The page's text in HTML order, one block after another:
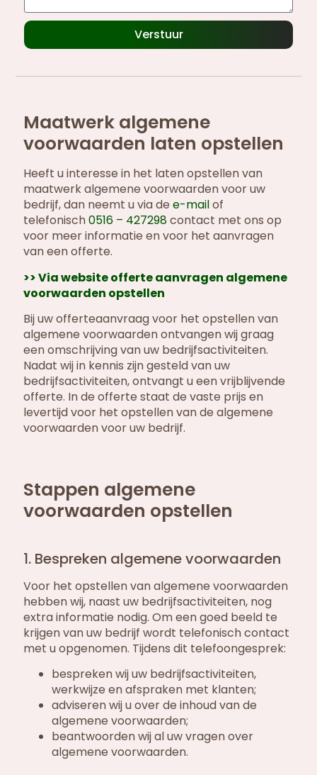
Verstuur
Maatwerk algemene
voorwaarden laten opstellen
Heeft u interesse in het laten opstellen van
maatwerk algemene voorwaarden voor uw
bedrijf, dan neemt u via dee-mailof
telefonisch0516 – 427298contact met ons op
voor meer informatie en voor het aanvragen
van een offerte.
>> Via website offerte aanvragen algemene
voorwaarden opstellen
Bij uw offerteaanvraag voor het opstellen van
algemene voorwaarden ontvangen wij graag
een omschrijving van uw bedrijfsactiviteiten.
Nadat wij in kennis zijn gesteld van uw
bedrijfsactiviteiten, ontvangt u een vrijblijvende
offerte. In de offerte staat de vaste prijs en
levertijd voor het opstellen van de algemene
voorwaarden voor uw bedrijf.
Stappen algemene
voorwaarden opstellen
1. Bespreken algemene voorwaarden
Voor het opstellen van algemene voorwaarden
hebben wij, naast uw bedrijfsactiviteiten, nog
extra informatie nodig. Om een goed beeld te
krijgen van uw bedrijf wordt telefonisch contact
met u opgenomen. Tijdens dit telefoongesprek:
bespreken wij uw bedrijfsactiviteiten,
werkwijze en afspraken met klanten;
adviseren wij u over de inhoud van de
algemene voorwaarden;
beantwoorden wij al uw vragen over
algemene voorwaarden.